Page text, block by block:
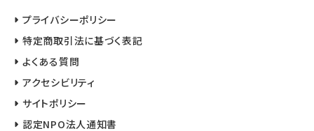
プライバシーポリシー
特定商取引法に基づく表記
よくある質問
アクセシビリティ
サイトポリシー
認定NPO法人通知書